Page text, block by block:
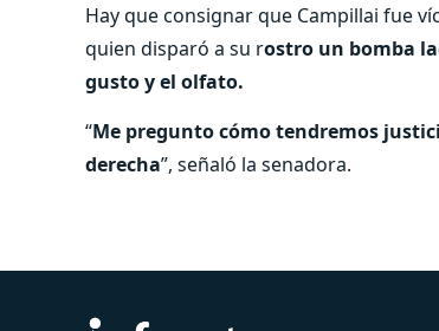
Hay que consignar que Campillai fue
quien disparó a su rostro un bomba
gusto y el olfato.
“Me pregunto cómo tendremos
derecha”, señaló la senadora.